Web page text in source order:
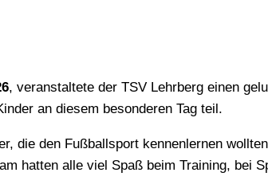
, veranstaltete der TSV Lehrberg einen
an diesem besonderen Tag teil.
die den Fußballsport kennenlernen
hatten alle viel Spaß beim Training, bei